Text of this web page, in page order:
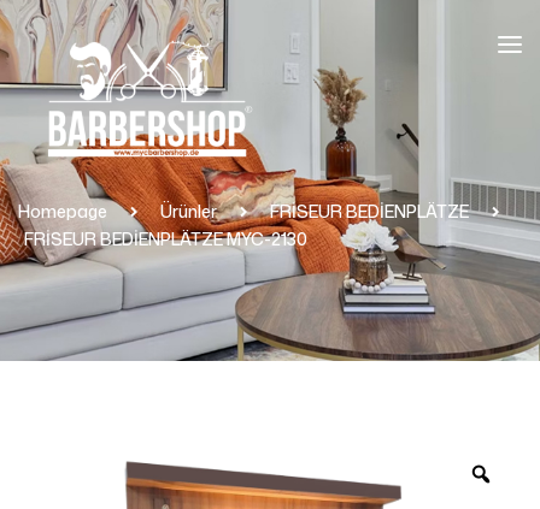
Homepage Ürünler
FRİSEUR BEDİENPLÄTZE
FRİSEUR BEDİENPLÄTZE MYC-2130